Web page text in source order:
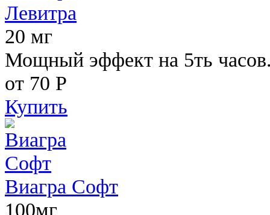
Левитра
20 мг
Мощный эффект на 5ть
от 70 Р
Купить
Виагра Софт
100мг